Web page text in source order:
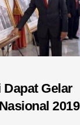
Dapat Gelar
2019